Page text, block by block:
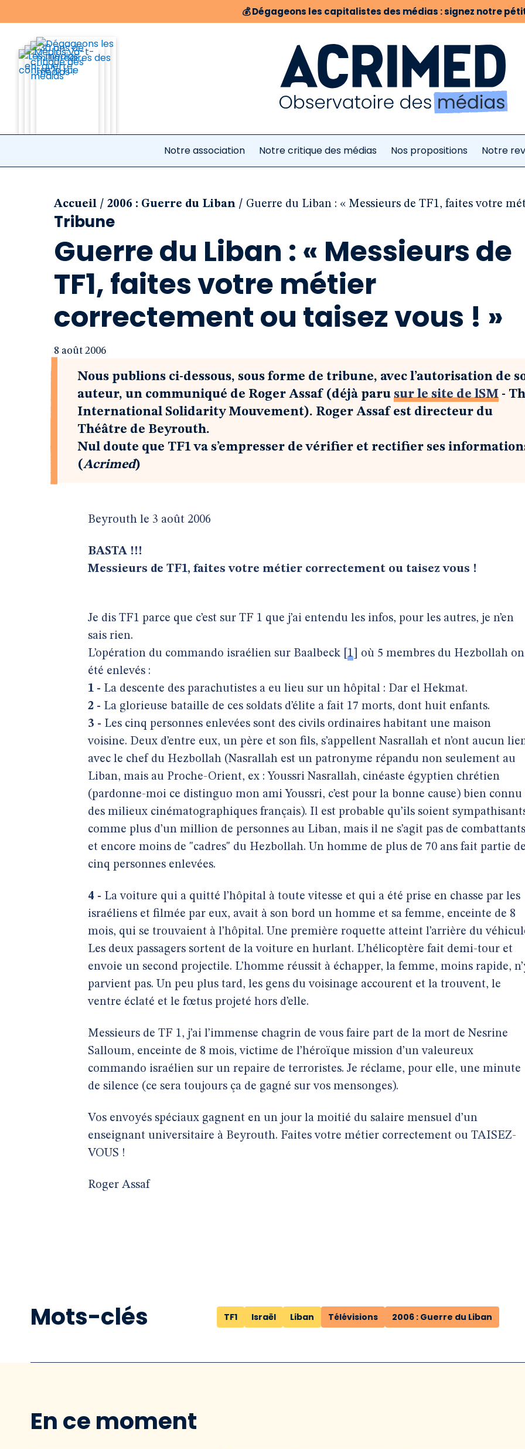
💰Dégageons les capitalistes des médias : signez notre
Notre association Notre critique des médias Nos propositions Notre
Accueil / 2006 : Guerre du Liban / Guerre du Liban : « Messieurs de TF1, faites votre
Tribune
Guerre du Liban : « Messieurs de
TF1, faites votre métier
correctement ou taisez vous ! »
8 août 2006
Nous publions ci-dessous, sous forme de tribune, avec l’autorisation de
auteur, un communiqué de Roger Assaf (déjà paru sur le site de lSM -
International Solidarity Mouvement). Roger Assaf est directeur du
Théâtre de Beyrouth.
Nul doute que TF1 va s’empresser de vérifier et rectifier ses
(Acrimed)
Beyrouth le 3 août 2006
BASTA !!!
Messieurs de TF1, faites votre métier correctement ou taisez vous !
Je dis TF1 parce que c’est sur TF 1 que j’ai entendu les infos, pour les autres, je n’en
sais rien.
L’opération du commando israélien sur Baalbeck 1
où 5 membres du Hezbollah
été enlevés :
1 - La descente des parachutistes a eu lieu sur un hôpital : Dar el Hekmat.
2 - La glorieuse bataille de ces soldats d’élite a fait 17 morts, dont huit enfants.
3 - Les cinq personnes enlevées sont des civils ordinaires habitant une maison
voisine. Deux d’entre eux, un père et son fils, s’appellent Nasrallah et n’ont aucun
avec le chef du Hezbollah (Nasrallah est un patronyme répandu non seulement au
Liban, mais au Proche-Orient, ex : Youssri Nasrallah, cinéaste égyptien chrétien
(pardonne-moi ce distinguo mon ami Youssri, c’est pour la bonne cause) bien connu
des milieux cinématographiques français). Il est probable qu’ils soient
comme plus d’un million de personnes au Liban, mais il ne s’agit pas de combattants
et encore moins de "cadres" du Hezbollah. Un homme de plus de 70 ans fait partie
cinq personnes enlevées.
4 - La voiture qui a quitté l’hôpital à toute vitesse et qui a été prise en chasse par les
israéliens et filmée par eux, avait à son bord un homme et sa femme, enceinte de 8
mois, qui se trouvaient à l’hôpital. Une première roquette atteint l’arrière du
Les deux passagers sortent de la voiture en hurlant. L’hélicoptère fait demi-tour et
envoie un second projectile. L’homme réussit à échapper, la femme, moins rapide,
parvient pas. Un peu plus tard, les gens du voisinage accourent et la trouvent, le
ventre éclaté et le fœtus projeté hors d’elle.
Messieurs de TF 1, j’ai l’immense chagrin de vous faire part de la mort de Nesrine
Salloum, enceinte de 8 mois, victime de l’héroïque mission d’un valeureux
commando israélien sur un repaire de terroristes. Je réclame, pour elle, une minute
de silence (ce sera toujours ça de gagné sur vos mensonges).
Vos envoyés spéciaux gagnent en un jour la moitié du salaire mensuel d’un
enseignant universitaire à Beyrouth. Faites votre métier correctement ou TAISEZ-
VOUS !
Roger Assaf
Mots-clés TF1 Israël Liban Télévisions 2006 : Guerre du Liban
En ce moment